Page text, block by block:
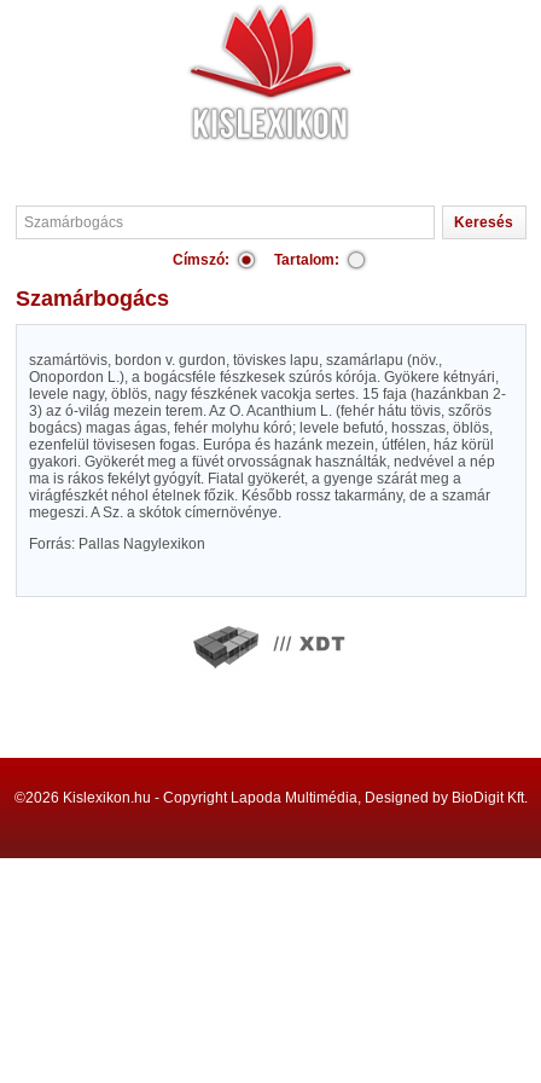
Címszó: Tartalom:
Szamárbogács
szamártövis, bordon v. gurdon, töviskes lapu, szamárlapu (növ.,
Onopordon L.), a bogácsféle fészkesek szúrós kórója. Gyökere kétnyári,
levele nagy, öblös, nagy fészkének vacokja sertes. 15 faja (hazánkban 2-
3) az ó-világ mezein terem. Az O. Acanthium L. (fehér hátu tövis, szőrös
bogács) magas ágas, fehér molyhu kóró; levele befutó, hosszas, öblös,
ezenfelül tövisesen fogas. Európa és hazánk mezein, útfélen, ház körül
gyakori. Gyökerét meg a füvét orvosságnak használták, nedvével a nép
ma is rákos fekélyt gyógyít. Fiatal gyökerét, a gyenge szárát meg a
virágfészkét néhol ételnek főzik. Később rossz takarmány, de a szamár
megeszi. A Sz. a skótok címernövénye.
Forrás: Pallas Nagylexikon
©2026 Kislexikon.hu - Copyright Lapoda Multimédia, Designed by BioDigit Kft.